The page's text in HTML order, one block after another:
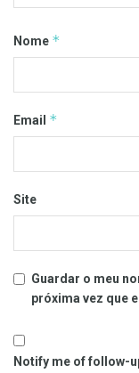
Nome *
Email *
Site
Guardar o meu
próxima vez que
Notify me of follow-